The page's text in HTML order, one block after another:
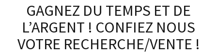
GAGNEZ DU TEMPS ET DE
L’ARGENT ! CONFIEZ NOUS
VOTRE RECHERCHE/VENTE !